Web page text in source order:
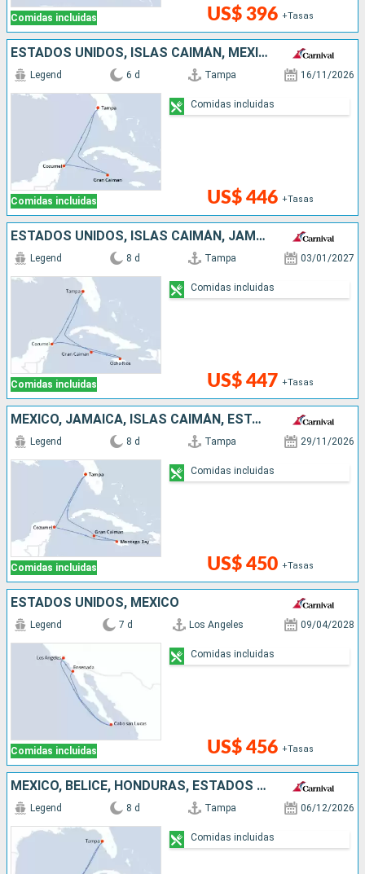
Comidas incluidas US$ 396 +Tasas
ESTADOS UNIDOS, ISLAS CAIMÁN, MÉXICO
Comidas incluidas
Legend 6 d Tampa 16/11/2026
US$ 446 +Tasas
Comidas incluidas
ESTADOS UNIDOS, ISLAS CAIMÁN, JAMAICA, MÉXICO
Comidas incluidas
Legend 8 d Tampa 03/01/2027
US$ 447 +Tasas
Comidas incluidas
MÉXICO, JAMAICA, ISLAS CAIMÁN, ESTADOS UNIDOS
Comidas incluidas
Legend 8 d Tampa 29/11/2026
US$ 450 +Tasas
Comidas incluidas
ESTADOS UNIDOS, MÉXICO
Comidas incluidas
Legend 7 d Los Angeles 09/04/2028
US$ 456 +Tasas
Comidas incluidas
MÉXICO, BELICE, HONDURAS, ESTADOS UNIDOS
Legend 8 d Tampa 06/12/2026
Comidas incluidas